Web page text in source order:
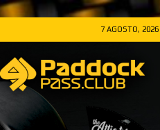
7 AGOSTO, 2026